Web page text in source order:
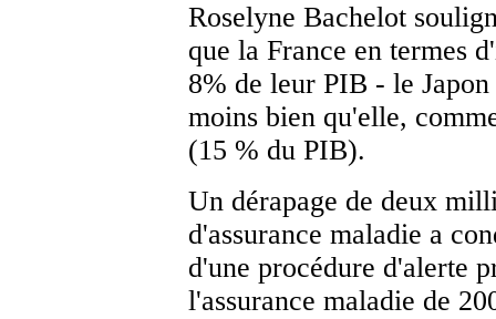
Roselyne Bachelot
que la France en termes
8% de leur PIB - le
moins bien qu'elle,
(15 % du PIB).
Un dérapage de deux
d'assurance maladie a
d'une procédure d'alerte
l'assurance maladie de